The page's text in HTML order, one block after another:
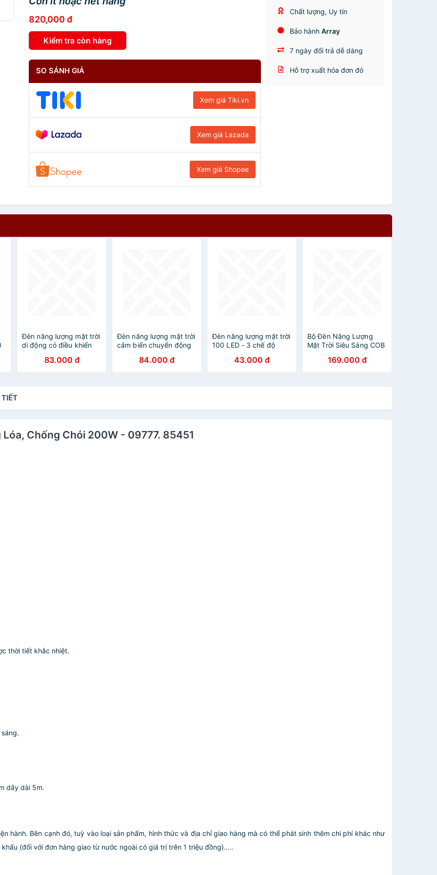
820,000 đ
Kiểm tra còn hàng
SO SÁNH GIÁ
Xem giá Tiki.vn
Xem giá Lazada
Xem giá Shopee
Chất lượng, Uy tín
Bảo hànhArray
7 ngày đổi trả dễ dàng
Hỗ trợ xuất hóa đơn đỏ
Đèn năng lượng mặt trời
di động có điều khiển
83.000 đ
Đèn năng lượng mặt trời
cảm biến chuyển động
84.000 đ
Đèn năng lượng mặt trời
100 LED - 3 chế độ
Mặt Trời Cảm Biến
Chuyển Động Cảm Biến
43.000 đ
Bộ Đèn Năng Lượng
Mặt Trời Siêu Sáng COB
Kèm Giá Đỡ Và Remote
Điều Khiển
169.000 đ
Chống Chói 200W - 09777. 85451
thời tiết khắc nhiệt.
dây dài 5m.
hành. Bên cạnh đó, tuỳ vào loại sản phẩm, hình thức và địa chỉ giao hàng mà có thể phát sinh thêm chi phí khác như
(đối với đơn hàng giao từ nước ngoài có giá trị trên 1 triệu đồng).....